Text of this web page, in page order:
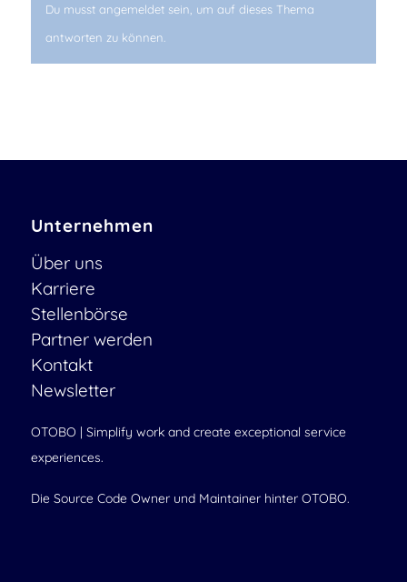
Du musst angemeldet sein, um auf dieses Thema
antworten zu können.
Unternehmen
Über uns
Karriere
Stellenbörse
Partner werden
Kontakt
Newsletter
OTOBO | Simplify work and create exceptional service
experiences.
Die Source Code Owner und Maintainer hinter OTOBO.